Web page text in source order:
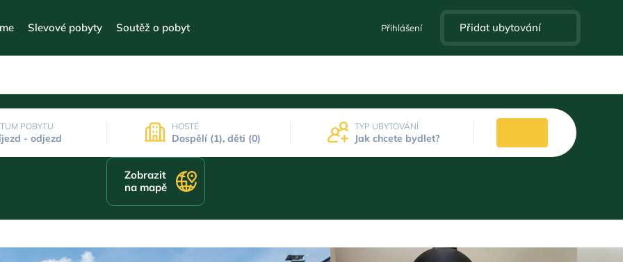
Slevové pobyty Soutěž o pobyt Přihlášení Přidat ubytování
POBYTU
- odjezd
HOSTÉ
Dospělí (1), děti (0)
TYP UBYTOVÁNÍ
Jak chcete bydlet?
Zobrazit
na mapě